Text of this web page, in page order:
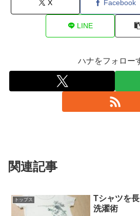
X Facebook
LINE
ハナをフォロー
関連記事
トップス
Tシャツを
洗濯術